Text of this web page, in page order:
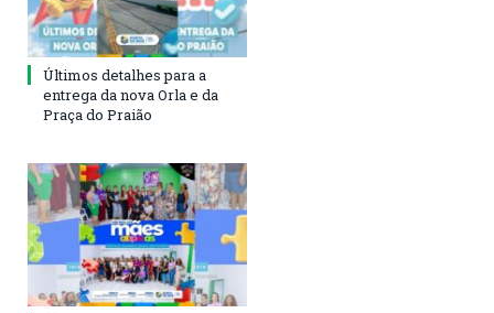
Últimos detalhes para a
entrega da nova Orla e da
Praça do Praião